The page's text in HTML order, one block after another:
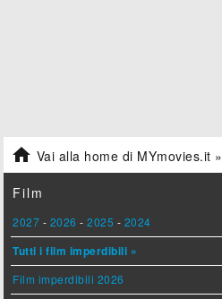
 Vai alla home di MYmovies.it »
Film
2027 - 2026 -2025 - 2024
Tutti i film imperdibili »
Film imperdibili 2026